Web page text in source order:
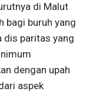
di Malut
bagi buruh yang
dis paritas yang
dengan upah
aspek